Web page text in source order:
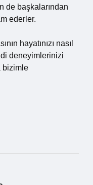
de başkalarından
ederler.
hayatınızı nasıl
deneyimlerinizi
bizimle